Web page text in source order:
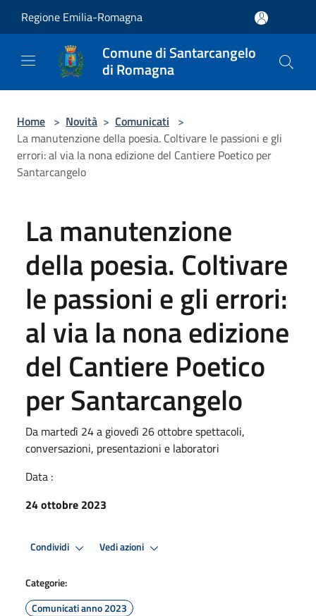
Regione Emilia-Romagna
Comune di Santarcangelo
di Romagna
Home > Novità > Comunicati >
La manutenzione della poesia. Coltivare le passioni e gli
errori: al via la nona edizione del Cantiere Poetico per
Santarcangelo
La manutenzione
della poesia. Coltivare
le passioni e gli errori:
al via la nona edizione
del Cantiere Poetico
per Santarcangelo
Da martedì 24 a giovedì 26 ottobre spettacoli,
conversazioni, presentazioni e laboratori
Data :
24 ottobre 2023
Condividi Vedi azioni
Categorie:
Comunicati anno 2023